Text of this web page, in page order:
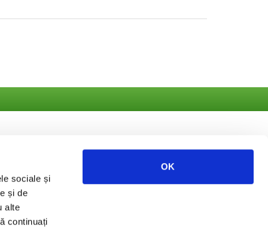
sociale și
și de
alte
continuați
OK